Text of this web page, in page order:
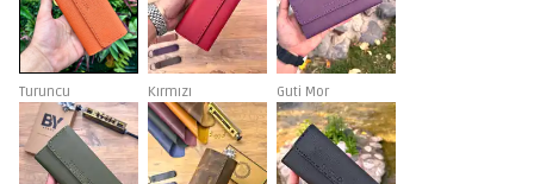
Turuncu Kırmızı Guti Mor